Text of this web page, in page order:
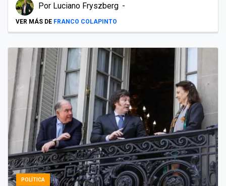
Por Luciano Fryszberg
VER MÁS DE FRANCO COLAPINTO
POLÍTICA